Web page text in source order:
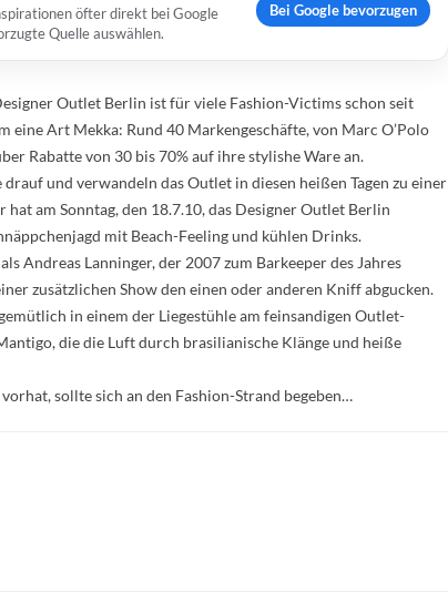
öfter direkt bei Google
Quelle auswählen.
Bei Google bevorzugen
Outlet Berlin ist für viele Fashion-Victims schon seit
eine Art Mekka: Rund 40 Markengeschäfte, von Marc O’Polo
Rabatte von 30 bis 70% auf ihre stylishe Ware an.
und verwandeln das Outlet in diesen heißen Tagen zu einer
am Sonntag, den 18.7.10, das Designer Outlet Berlin
mit Beach-Feeling und kühlen Drinks.
Andreas Lanninger, der 2007 zum Barkeeper des Jahres
zusätzlichen Show den einen oder anderen Kniff abgucken.
in einem der Liegestühle am feinsandigen Outlet-
die die Luft durch brasilianische Klänge und heiße
sollte sich an den Fashion-Strand begeben…